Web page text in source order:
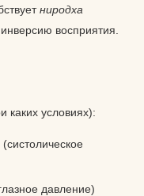
ниродха
восприятия.
каких условиях):
давление)